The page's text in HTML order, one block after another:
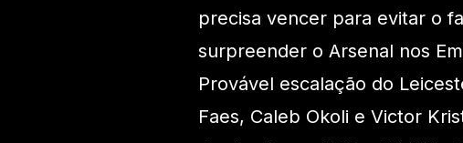
precisa vencer para evitar o
surpreender o Arsenal nos
Provável escalação do
Faes, Caleb Okoli e Victor